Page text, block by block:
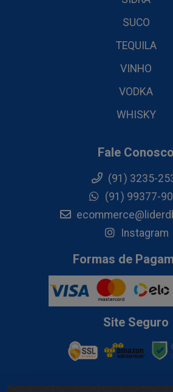
SUCO
TEQUILA
VINHO
VODKA
WHISKY
Fale Conosco
(91) 3235-
(91) 99377-
Instagram
Formas de
Site Seguro